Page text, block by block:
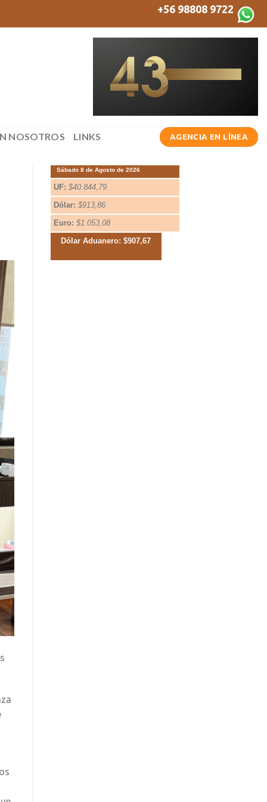
+56 98808 9722
NOSOTROS LINKS AGENCIA EN LÍNEA
Sábado 8 de Agosto de 2026
UF: $40.844,79
Dólar: $913,86
Euro: $1.053,08
Dólar Aduanero: $907,67